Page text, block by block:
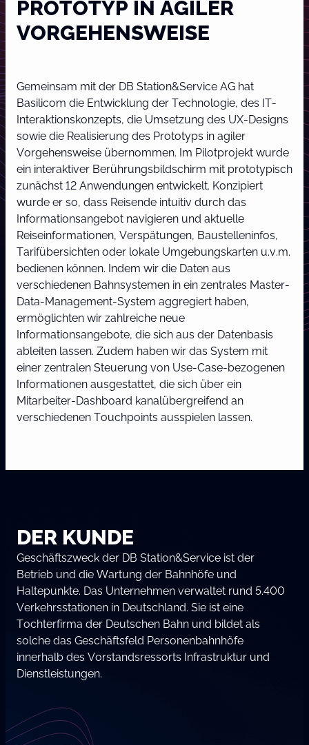
PROTOTYP IN AGILER
VORGEHENSWEISE
Gemeinsam mit der DB Station&Service AG hat
Basilicom die Entwicklung der Technologie, des IT-
Interaktionskonzepts, die Umsetzung des UX-Designs
sowie die Realisierung des Prototyps in agiler
Vorgehensweise übernommen. Im Pilotprojekt wurde
ein interaktiver Berührungsbildschirm mit prototypisch
zunächst 12 Anwendungen entwickelt. Konzipiert
wurde er so, dass Reisende intuitiv durch das
Informationsangebot navigieren und aktuelle
Reiseinformationen, Verspätungen, Baustelleninfos,
Tarifübersichten oder lokale Umgebungskarten u.v.m.
bedienen können. Indem wir die Daten aus
verschiedenen Bahnsystemen in ein zentrales Master-
Data-Management-System aggregiert haben,
ermöglichten wir zahlreiche neue
Informationsangebote, die sich aus der Datenbasis
ableiten lassen. Zudem haben wir das System mit
einer zentralen Steuerung von Use-Case-bezogenen
Informationen ausgestattet, die sich über ein
Mitarbeiter-Dashboard kanalübergreifend an
verschiedenen Touchpoints ausspielen lassen.
DER KUNDE
Geschäftszweck der DB Station&Service ist der
Betrieb und die Wartung der Bahnhöfe und
Haltepunkte. Das Unternehmen verwaltet rund 5.400
Verkehrsstationen in Deutschland. Sie ist eine
Tochterfirma der Deutschen Bahn und bildet als
solche das Geschäftsfeld Personenbahnhöfe
innerhalb des Vorstandsressorts Infrastruktur und
Dienstleistungen.